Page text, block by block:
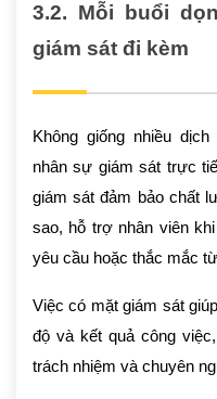
3.2. Mỗi buổi
giám sát đi kèm
Không giống nhiều
nhân sự giám sát trực
giám sát đảm bảo chất
sao, hỗ trợ nhân viên
yêu cầu hoặc thắc mắc
Việc có mặt giám sát
độ và kết quả công
trách nhiệm và chuyên